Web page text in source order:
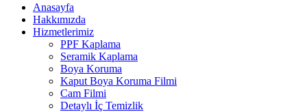
Anasayfa
Hakkımızda
Hizmetlerimiz
PPF Kaplama
Seramik Kaplama
Boya Koruma
Kaput Boya Koruma Filmi
Cam Filmi
Detaylı İç Temizlik